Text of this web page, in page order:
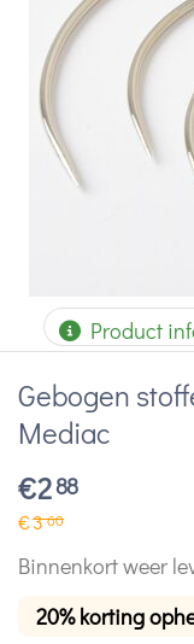
Product
Gebogen
Mediac
€288
€360
Binnenkort weer
20% korting